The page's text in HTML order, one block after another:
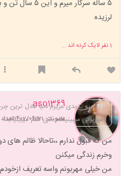
۵ ساله سرکار
لرزیده
1نفر لایک کرده اند ...
aso1369
عضویت: 1402/09/21 تعداد
چیو ندیدی عزیزم دنیا عادل ترین
مهربونی میبینیظلم کنی ظلم
من که قبول ندارم ،،تاحالا ظالم
وخرم زندگی میکنن
من خیلی مهربونم واسه تعریف